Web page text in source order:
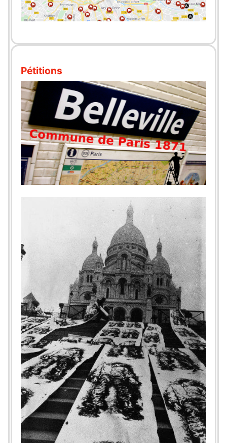
Pétitions